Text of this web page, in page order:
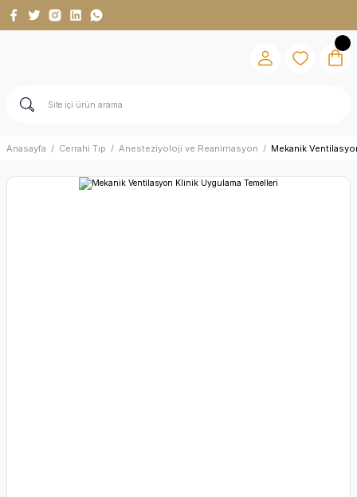
Anasayfa Cerrahi Tıp Anesteziyoloji ve Reanimasyon Mekanik